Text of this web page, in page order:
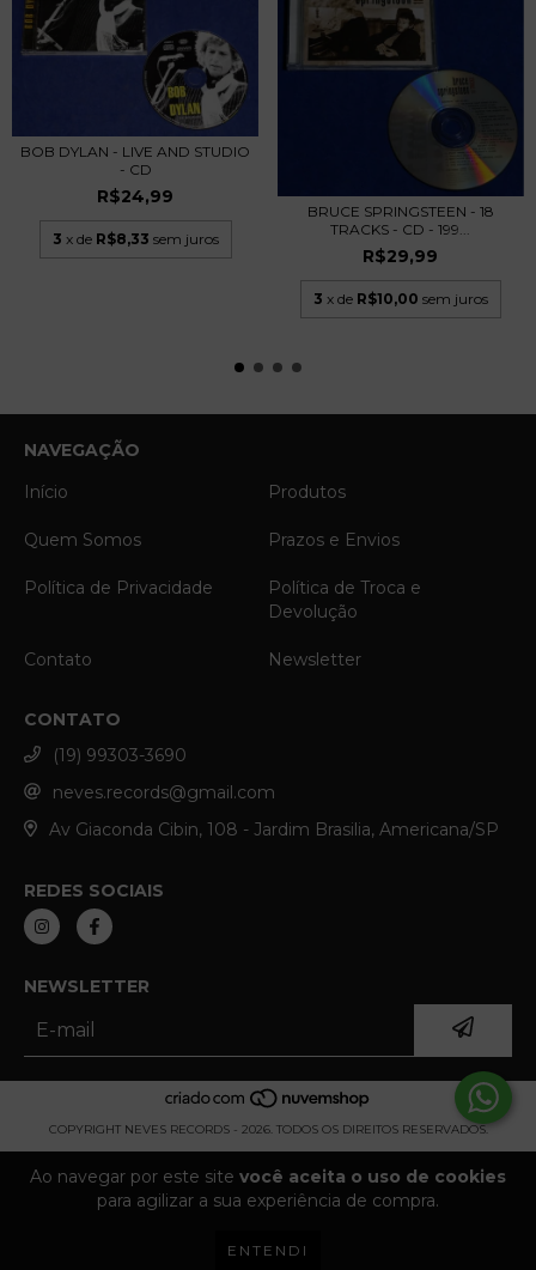
Ao navegar por este site você aceita o uso de cookies
para agilizar a sua experiência de compra.
ENTENDI
BOB DYLAN - LIVE AND STUDIO
- CD
R$24,99
3 x de R$8,33 sem juros
BRUCE SPRINGSTEEN - 18
TRACKS - CD - 199...
R$29,99
3 x de R$10,00 sem juros
NAVEGAÇÃO
Início
Produtos
Quem Somos Prazos e Envios
Política de Privacidade
Política de Troca e
Devolução
Contato Newsletter
CONTATO
(19) 99303-3690
neves.records@gmail.com
Av Giaconda Cibin, 108 - Jardim Brasilia, Americana/SP
REDES SOCIAIS
NEWSLETTER
COPYRIGHT NEVES RECORDS - 2026. TODOS OS DIREITOS RESERVADOS.